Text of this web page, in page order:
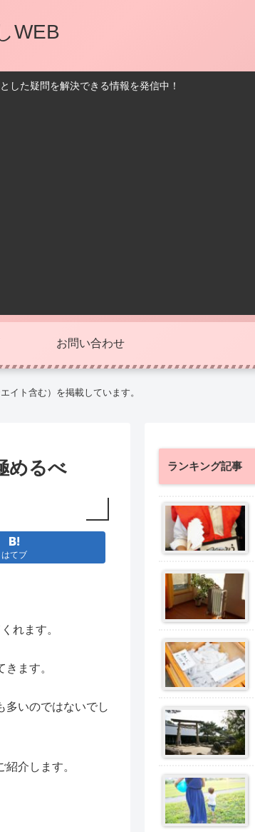
WEB
した疑問を解決できる情報を発信中！
お問い合わせ
イト含む）を掲載しています。
めるべ
はてブ
れます。
ます。
多いのではないでし
介します。
ランキング記事